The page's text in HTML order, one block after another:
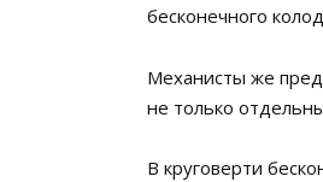
бесконечного
Механисты же
не только
В круговерти